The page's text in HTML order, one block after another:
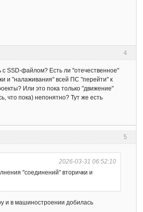
4
SSD-файлом? Есть ли "отечественное"
и "налаживания" всей ПС "перейти" к
Или это пока только "движение"
что пока) непонятно? Тут же есть
5
2026-03-31 06:52:10
"соединений" вторички и
и в машиностроении добилась